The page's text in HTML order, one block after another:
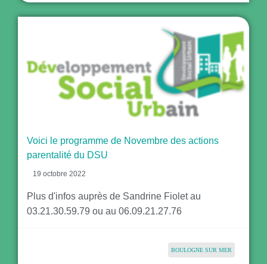
Voici le programme de Novembre des actions
parentalité du DSU
19 octobre 2022
Plus d'infos auprès de Sandrine Fiolet au
03.21.30.59.79 ou au 06.09.21.27.76
BOULOGNE SUR MER